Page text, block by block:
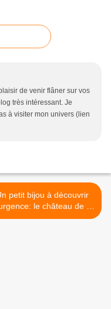
de venir flâner sur vos
très intéressant. Je
à visiter mon univers (lien
petit bijou à découvrir
le château de la
à Marcilly sur